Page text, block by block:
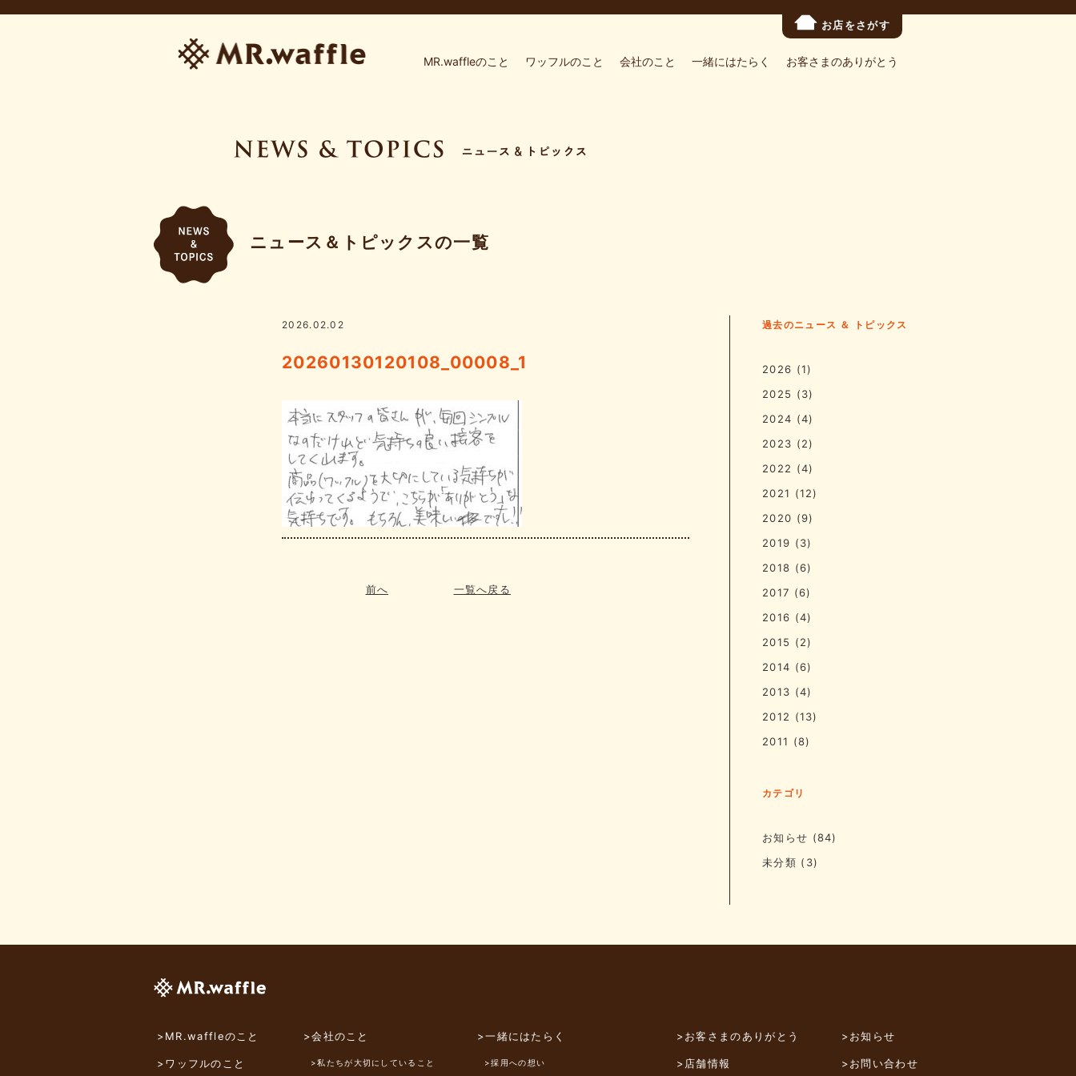
お店をさがす
MR.waffleのこと ワッフルのこと 会社のこと 一緒にはたらく お客さまのありがとう
ニュース＆トピックスの一覧
2026.02.02
20260130120108_00008_1
前へ 一覧へ戻る
過去のニュース ＆ トピックス
2026 (1)
2025 (3)
2024 (4)
2023 (2)
2022 (4)
2021 (12)
2020 (9)
2019 (3)
2018 (6)
2017 (6)
2016 (4)
2015 (2)
2014 (6)
2013 (4)
2012 (13)
2011 (8)
カテゴリ
お知らせ (84)
未分類 (3)
>MR.waffleのこと
>ワッフルのこと
>会社のこと
>私たちが大切にしていること
>一緒にはたらく
>採用への想い
>お客さまのありがとう
>店舗情報
>お知らせ
>お問い合わせ